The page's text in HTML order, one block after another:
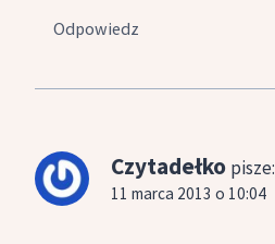
Odpowiedz
Czytadełko pisze:
11 marca 2013 o 10:04